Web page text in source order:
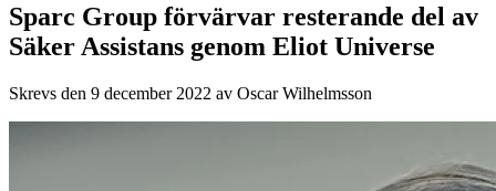
Sparc Group förvärvar resterande del av
Säker Assistans genom Eliot Universe
Skrevs den 9 december 2022 av Oscar Wilhelmsson